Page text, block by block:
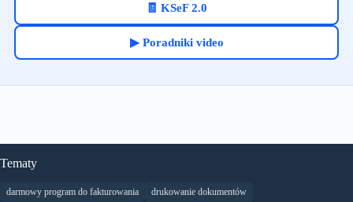
🧾 KSeF 2.0
▶ Poradniki video
Tematy
darmowy program do fakturowania
drukowanie dokumentów